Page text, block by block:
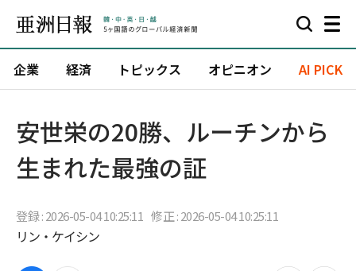
企業 経済 トピックス オピニオン AI PICK
安世栄の20勝、ルーチンから
生まれた最強の証
登録 : 2026-05-04 10:25:11 修正 : 2026-05-04 10:25:11
リン・ケイシン